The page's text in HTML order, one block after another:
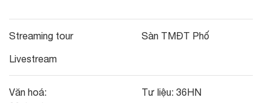
Streaming tour
Livestream
Sàn TMĐT Phố
Văn hoá:
Tư liệu: 36HN